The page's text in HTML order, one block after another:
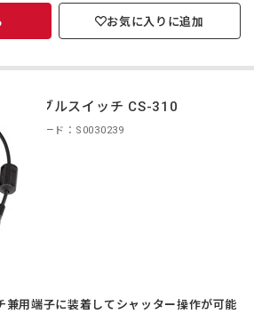
お気に入りに追加
ケーブルスイッチ CS-310
商品コード：S0030239
兼用端子に装着してシャッター操作が可能